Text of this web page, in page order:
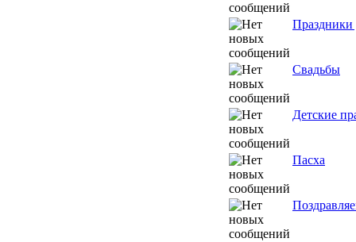
Праздники
Свадьбы
Детские
Пасха